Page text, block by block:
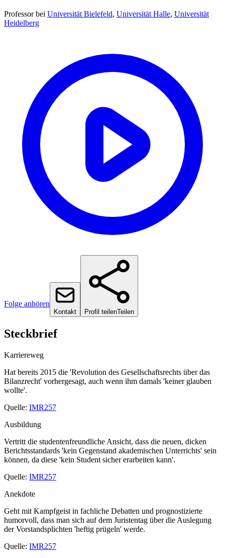
Professorbei Universität Bielefeld, Universität Halle, Universität
Heidelberg
Folge anhören
Kontakt Profil teilenTeilen
Steckbrief
Karriereweg
Hat bereits 2015 die 'Revolution des Gesellschaftsrechts über das
Bilanzrecht' vorhergesagt, auch wenn ihm damals 'keiner glauben
wollte'.
Quelle: IMR257
Ausbildung
Vertritt die studentenfreundliche Ansicht, dass die neuen, dicken
Berichtsstandards 'kein Gegenstand akademischen Unterrichts' sein
können, da diese 'kein Student sicher erarbeiten kann'.
Quelle: IMR257
Anekdote
Geht mit Kampfgeist in fachliche Debatten und prognostizierte
humorvoll, dass man sich auf dem Juristentag über die Auslegung
der Vorstandsplichten 'heftig prügeln' werde.
Quelle: IMR257